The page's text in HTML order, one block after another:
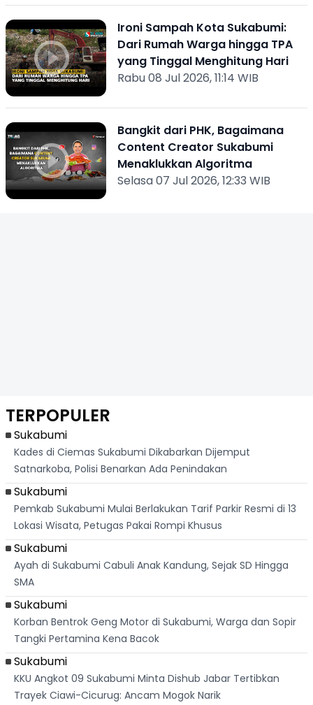
Ironi Sampah Kota Sukabumi:
Dari Rumah Warga hingga TPA
yang Tinggal Menghitung Hari
Rabu 08 Jul 2026, 11:14 WIB
Bangkit dari PHK, Bagaimana
Content Creator Sukabumi
Menaklukkan Algoritma
Selasa 07 Jul 2026, 12:33 WIB
TERPOPULER
Sukabumi
Kades di Ciemas Sukabumi Dikabarkan Dijemput
Satnarkoba, Polisi Benarkan Ada Penindakan
Sukabumi
Pemkab Sukabumi Mulai Berlakukan Tarif Parkir Resmi di 13
Lokasi Wisata, Petugas Pakai Rompi Khusus
Sukabumi
Ayah di Sukabumi Cabuli Anak Kandung, Sejak SD Hingga
SMA
Sukabumi
Korban Bentrok Geng Motor di Sukabumi, Warga dan Sopir
Tangki Pertamina Kena Bacok
Sukabumi
KKU Angkot 09 Sukabumi Minta Dishub Jabar Tertibkan
Trayek Ciawi-Cicurug: Ancam Mogok Narik